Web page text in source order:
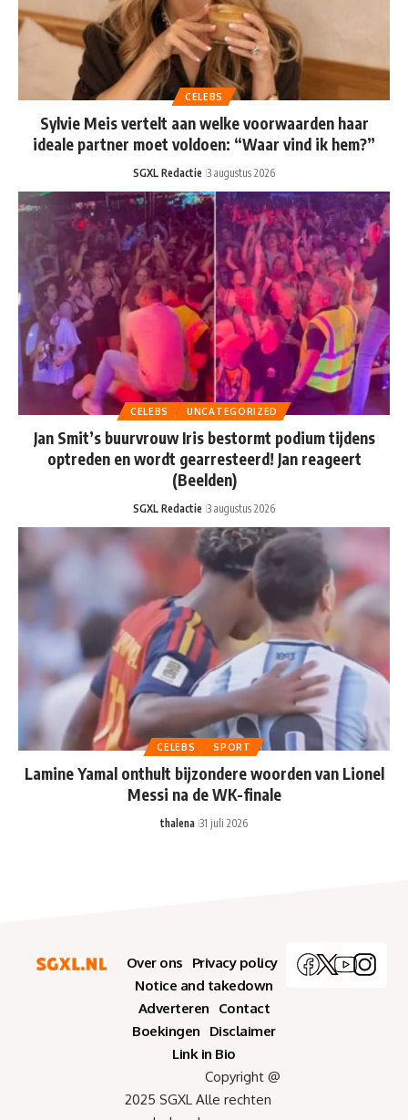
CELEBS
Sylvie Meis vertelt aan welke voorwaarden haar
ideale partner moet voldoen: “Waar vind ik hem?”
SGXL Redactie 3 augustus 2026
CELEBS UNCATEGORIZED
Jan Smit’s buurvrouw Iris bestormt podium tijdens
optreden en wordt gearresteerd! Jan reageert
(Beelden)
SGXL Redactie 3 augustus 2026
CELEBS SPORT
Lamine Yamal onthult bijzondere woorden van Lionel
Messi na de WK-finale
thalena 31 juli 2026
Over ons
Privacy policy
Notice and takedown
Adverteren
Contact
Boekingen
Disclaimer
Link in Bio
Copyright @
2025 SGXL Alle rechten